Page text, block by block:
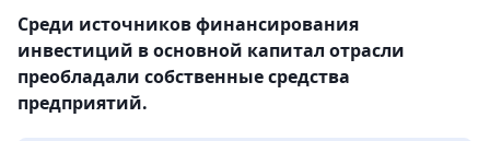
Среди источников финансирования
инвестиций в основной капитал отрасли
преобладали собственные средства
предприятий.